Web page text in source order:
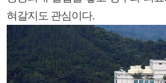
혀갈지도 관심이다.